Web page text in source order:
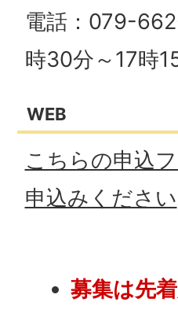
電話：079-
時30分～17時15
WEB
こちらの申込
申込みください
募集は先